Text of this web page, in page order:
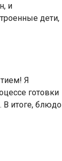
и
дети,
Я
готовки
В итоге, блюдо